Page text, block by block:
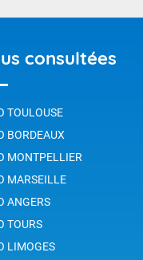
consultées
TOULOUSE
BORDEAUX
MONTPELLIER
MARSEILLE
ANGERS
TOURS
LIMOGES